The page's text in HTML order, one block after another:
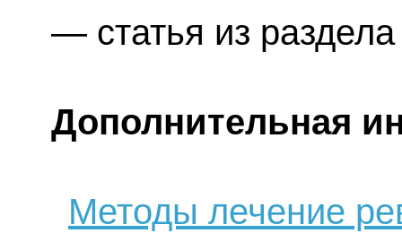
— статья из
Дополнительная
Методы лечение